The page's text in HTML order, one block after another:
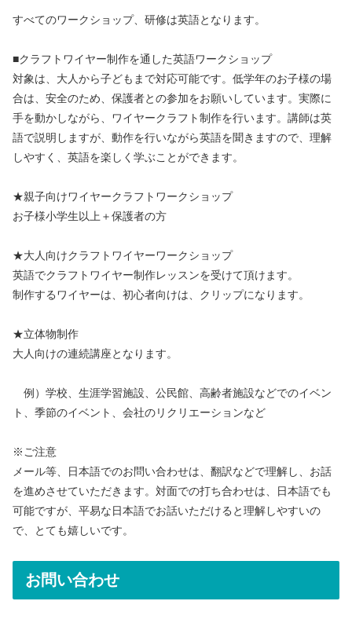
すべてのワークショップ、研修は英語となります。
■クラフトワイヤー制作を通した英語ワークショップ
対象は、大人から子どもまで対応可能です。低学年のお子様の場
合は、安全のため、保護者との参加をお願いしています。実際に
手を動かしながら、ワイヤークラフト制作を行います。講師は英
語で説明しますが、動作を行いながら英語を聞きますので、理解
しやすく、英語を楽しく学ぶことができます。
★親子向けワイヤークラフトワークショップ
お子様小学生以上＋保護者の方
★大人向けクラフトワイヤーワークショップ
英語でクラフトワイヤー制作レッスンを受けて頂けます。
制作するワイヤーは、初心者向けは、クリップになります。
★立体物制作
大人向けの連続講座となります。
例）学校、生涯学習施設、公民館、高齢者施設などでのイベン
ト、季節のイベント、会社のリクリエーションなど
※ご注意
メール等、日本語でのお問い合わせは、翻訳などで理解し、お話
を進めさせていただきます。対面での打ち合わせは、日本語でも
可能ですが、平易な日本語でお話いただけると理解しやすいの
で、とても嬉しいです。
お問い合わせ